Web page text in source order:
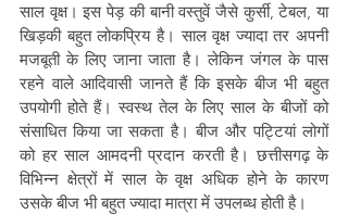
साल वृक्ष। इस पेड़ की बानी वस्तुवें जैसे कुर्सी, टेबल, या
खिड़की बहुत लोकप्रिय है। साल वृक्ष ज्यादा तर अपनी
मजबूती के लिए जाना जाता है। लेकिन जंगल के पास
रहने वाले आदिवासी जानते हैं कि इसके बीज भी बहुत
उपयोगी होते हैं। स्वस्थ तेल के लिए साल के बीजों को
संसाधित किया जा सकता है। बीज और पट्टियां लोगों
को हर साल आमदनी प्रदान करती है। छत्तीसगढ़ के
विभिन्न क्षेत्रों में साल के वृक्ष अधिक होने के कारण
उसके बीज भी बहुत ज्यादा मात्रा में उपलब्ध होती है।